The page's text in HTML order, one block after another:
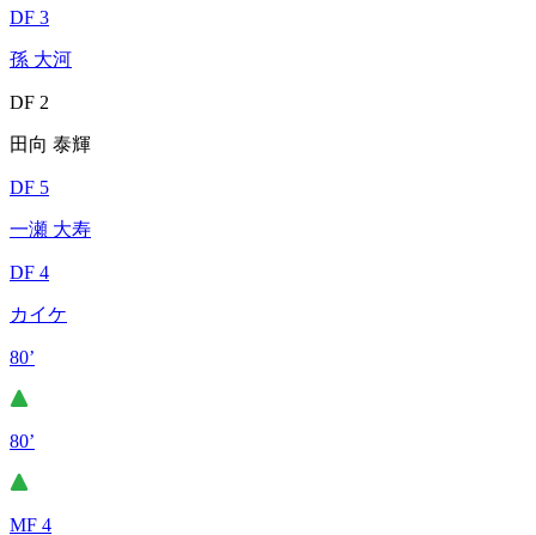
DF 3
孫 大河
DF 2
田向 泰輝
DF 5
一瀬 大寿
DF 4
カイケ
80’
80’
MF 4